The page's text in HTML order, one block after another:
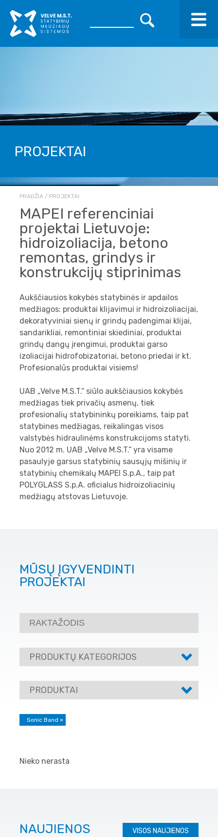
PROJEKTAI
PRADŽIA PROJEKTAI
MAPEI referenciniai
projektai Lietuvoje:
hidroizoliacija, betono
remontas, grindys ir
konstrukcijų stiprinimas
Aukščiausios kokybės statybinės ir apdailos
medžiagos: produktai klijavimui ir hidroizoliacijai,
dekoratyviniai sienų ir grindų padengimai klijai,
sandarikliai, remontiniai skiediniai, produktai
grindų dangų įrengimui, produktai garso
izoliacijai hidrofobizatoriai, betono priedai ir kt.
Profesionalūs produktai visiems!
UAB „Velve M.S.T.“ siūlo aukščiausios kokybės
medžiagas tiek privačių asmenų, tiek
profesionalių statybininkų poreikiams, taip pat
statybines medžiagas, reikalingas visos
valstybės hidraulinėms konstrukcijoms statyti.
Nuo 2012 m. UAB „Velve M.S.T.“ yra visame
pasaulyje garsus statybinių sausųjų mišinių ir
statybinių chemikalų MAPEI S.p.A., taip pat
POLYGLASS S.p.A. oficialus hidroizoliacinių
medžiagų atstovas Lietuvoje.
MŪSŲ ĮGYVENDINTI
PROJEKTAI
PRODUKTŲ KATEGORIJOS
PRODUKTAI
Sonic Band ×
Nieko nerasta
NAUJIENOS VISOS NAUJIENOS